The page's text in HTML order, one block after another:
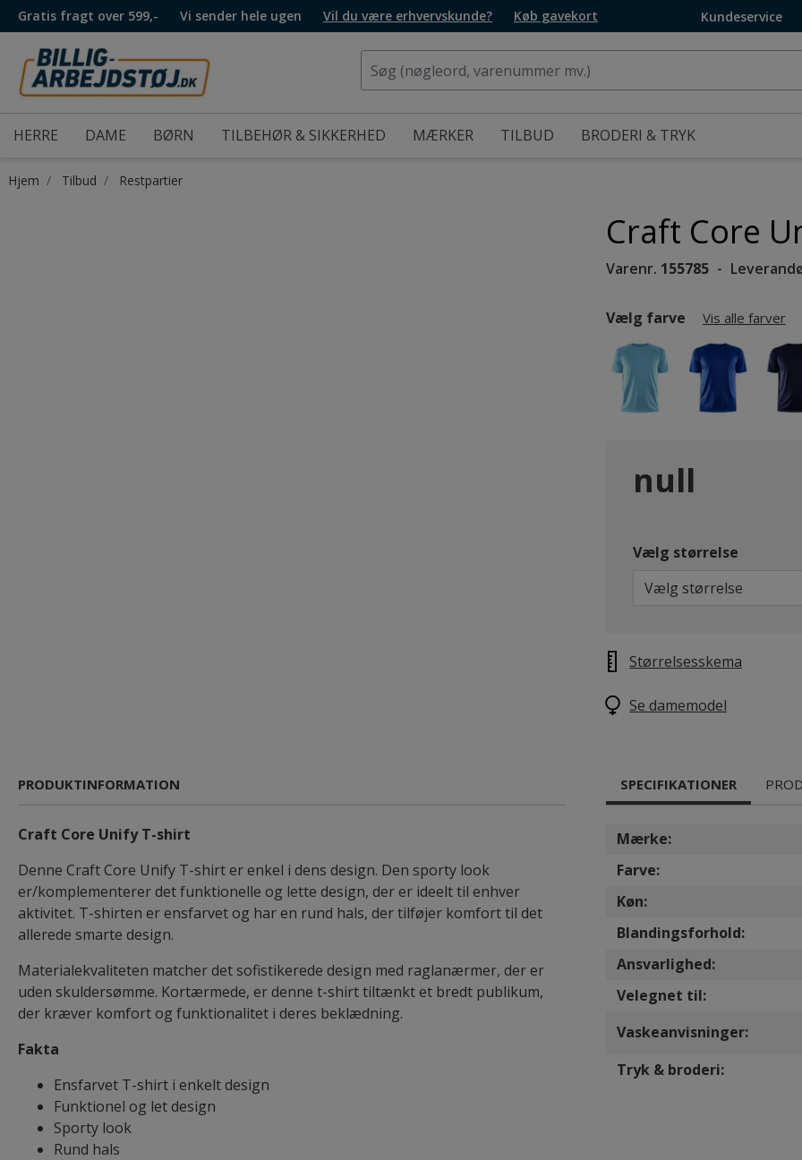
Gratis fragt over 599,- Vi sender hele ugen Vil du være erhvervskunde? Køb gavekort Kundeservice
HERRE DAME BØRN TILBEHØR & SIKKERHED MÆRKER TILBUD BRODERI & TRYK
Hjem Tilbud Restpartier
Craft Core
Varenr. 155785
Vælg farve Vis alle farver
null
Vælg størrelse
Vælg størrelse
Størrelsesskema
Se damemodel
PRODUKTINFORMATION
Craft Core Unify T-shirt
Denne Craft Core Unify T-shirt er enkel i dens design. Den sporty look
er/komplementerer det funktionelle og lette design, der er ideelt til enhver
aktivitet. T-shirten er ensfarvet og har en rund hals, der tilføjer komfort til det
allerede smarte design.
Materialekvaliteten matcher det sofistikerede design med raglanærmer, der er
uden skuldersømme. Kortærmede, er denne t-shirt tiltænkt et bredt publikum,
der kræver komfort og funktionalitet i deres beklædning.
Fakta
Ensfarvet T-shirt i enkelt design
Funktionel og let design
Sporty look
Rund hals
SPECIFIKATIONER
Mærke:
Farve:
Køn:
Blandingsforhold:
Ansvarlighed:
Velegnet til:
Vaskeanvisninger:
Tryk & broderi: